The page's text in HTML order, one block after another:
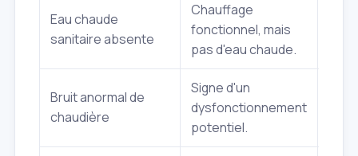
Eau chaude
sanitaire absente
Chauffage
fonctionnel, mais
pas d'eau chaude.
Bruit anormal de
chaudière
Signe d'un
dysfonctionnement
potentiel.